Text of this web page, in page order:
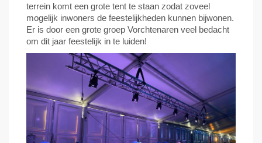
terrein komt een grote tent te staan zodat zoveel
mogelijk inwoners de feestelijkheden kunnen bijwonen.
Er is door een grote groep Vorchtenaren veel bedacht
om dit jaar feestelijk in te luiden!